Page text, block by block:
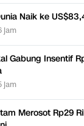
Naik ke
jam
Gabung Insentif
jam
Merosot Rp29